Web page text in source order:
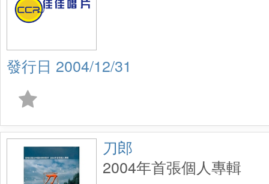
2004/12/31
刀郎
2004年首張個人專輯